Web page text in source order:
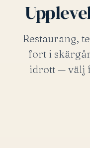
Restaurang,
fort i
idrott — välj